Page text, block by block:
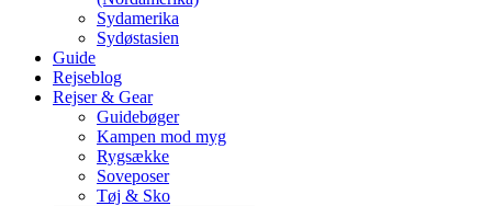
Sydamerika
Sydøstasien
Guide
Rejseblog
Rejser & Gear
Guidebøger
Kampen mod myg
Rygsække
Soveposer
Tøj & Sko